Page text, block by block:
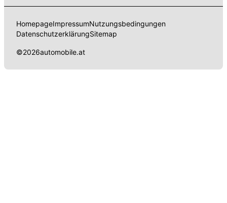
HomepageImpressumNutzungsbedingungen
DatenschutzerklärungSitemap
©2026automobile.at